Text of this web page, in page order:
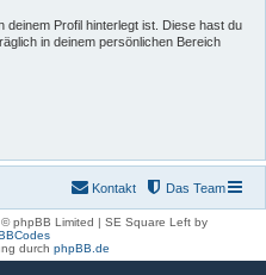
deinem Profil hinterlegt ist. Diese hast du
in deinem persönlichen Bereich
Das Team
Kontakt
phpBB Limited | SE Square Left by
durch phpBB.de